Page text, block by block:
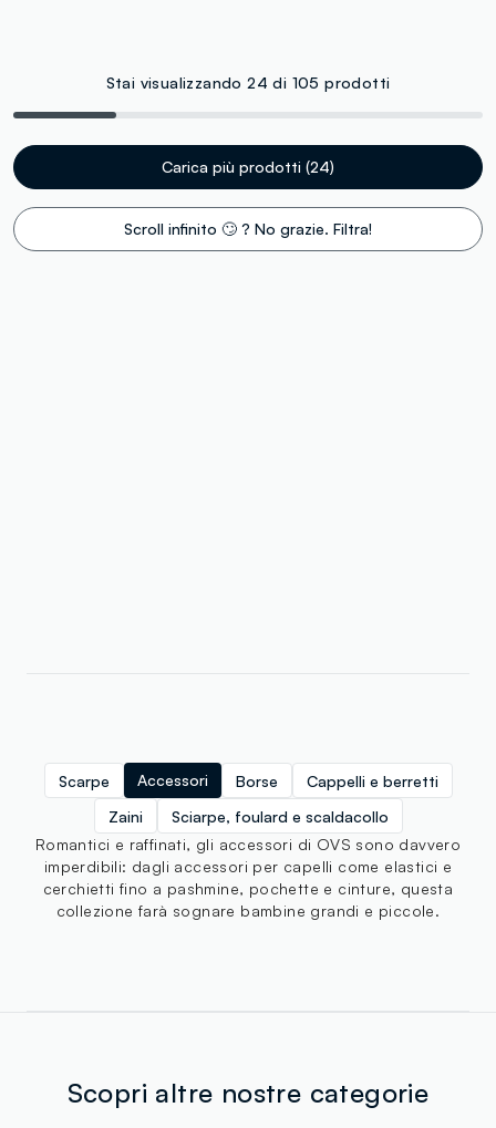
Stai visualizzando 24 di 105 prodotti
Carica più prodotti (24)
Scroll infinito 🙄 ? No grazie. Filtra!
Scarpe Accessori Borse
Cappelli e berretti
Zaini
Sciarpe, foulard e scaldacollo
Romantici e raffinati, gli accessori di OVS sono davvero
imperdibili: dagli accessori per capelli come elastici e
cerchietti fino a pashmine, pochette e cinture, questa
collezione farà sognare bambine grandi e piccole.
Scopri altre nostre categorie